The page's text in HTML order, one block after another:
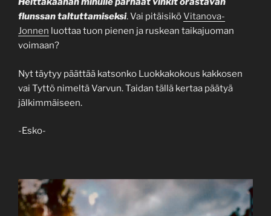
flunssan taltuttamiseksi. Vai pitäisiköVitanova-
Jonnen luottaa tuon pienen ja ruskean taikajuoman
voimaan?
Nyt täytyy päättää katsonko Luokkakokous kakkosen
vai Tyttö nimeltä Varvun. Taidan tällä kertaa päätyä
jälkimmäiseen.
-Esko-